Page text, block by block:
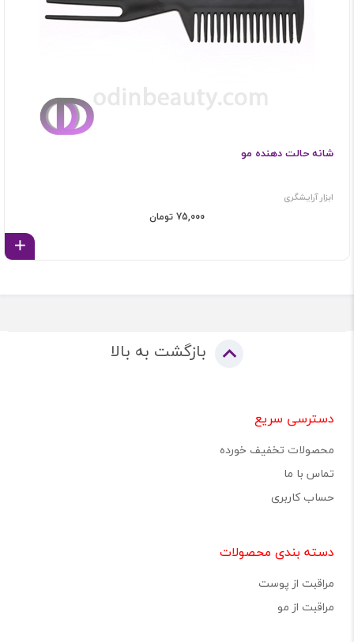
شانه حالت دهنده مو
ابزار آرایشگری
75,000 تومان
بازگشت به بالا
دسترسی سریع
محصولات تخفیف خورده
تماس با ما
حساب کاربری
دسته بندی محصولات
مراقبت از پوست
مراقبت از مو